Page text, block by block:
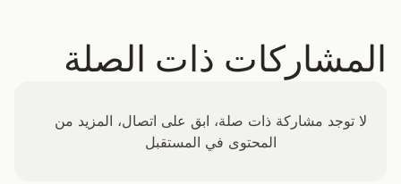
المشاركات ذات الصلة
لا توجد مشاركة ذات صلة، ابق على اتصال، المزيد من
المحتوى في المستقبل